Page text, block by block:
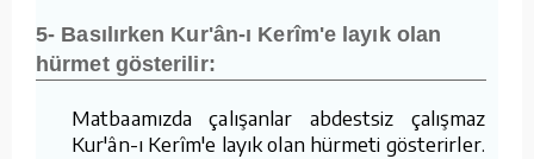
5- Basılırken Kur'ân-ı Kerîm'e layık olan
hürmet gösterilir:
Matbaamızda çalışanlar abdestsiz çalışmaz ve
Kur'ân-ı Kerîm'e layık olan hürmeti gösterirler.